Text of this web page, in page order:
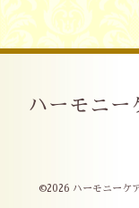
ハーモニ
©2026 ハーモニーケ